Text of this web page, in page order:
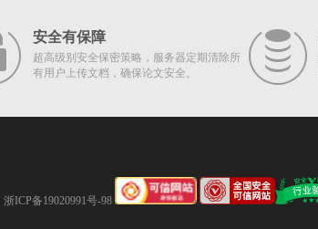
安全有保障
超高级别安全保密策略，服务器定期清除所
有用户上传文档，确保论文安全。
浙ICP备19020991号-98